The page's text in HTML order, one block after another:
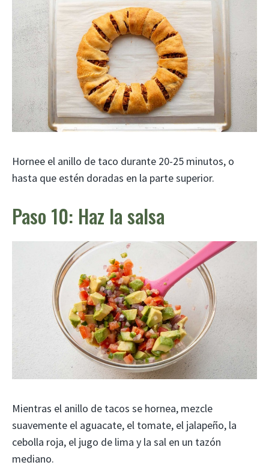
Hornee el anillo de taco durante 20-25 minutos, o
hasta que estén doradas en la parte superior.
Paso 10: Haz la salsa
Mientras el anillo de tacos se hornea, mezcle
suavemente el aguacate, el tomate, el jalapeño, la
cebolla roja, el jugo de lima y la sal en un tazón
mediano.